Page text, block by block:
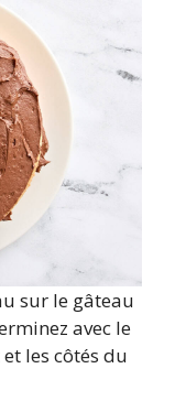
sur le gâteau
avec le
les côtés du